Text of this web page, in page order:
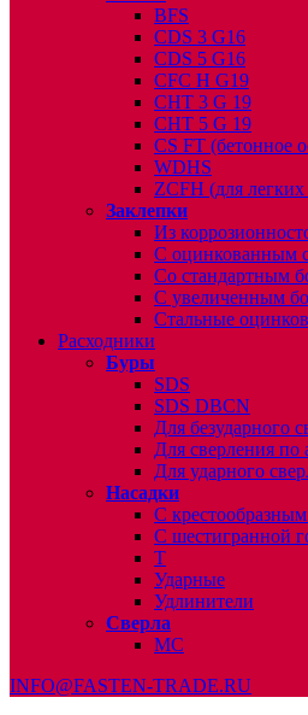
BFS
CDS 3 G16
CDS 5 G16
CFC H G19
CHT 3 G 19
CHT 5 G 19
CS FT (бетонное
WDHS
ZCFH (для
Заклепки
Из
С оцинкованным
Со стандартным
С увеличенным
Стальные
Расходники
Буры
SDS
SDS DBCN
Для безударного
Для сверления
Для ударного
Насадки
С
С шестигранной
T
Ударные
Удлинители
Сверла
МС
INFO@FASTEN-TRADE.RU